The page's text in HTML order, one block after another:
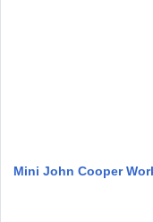
Mini John Cooper